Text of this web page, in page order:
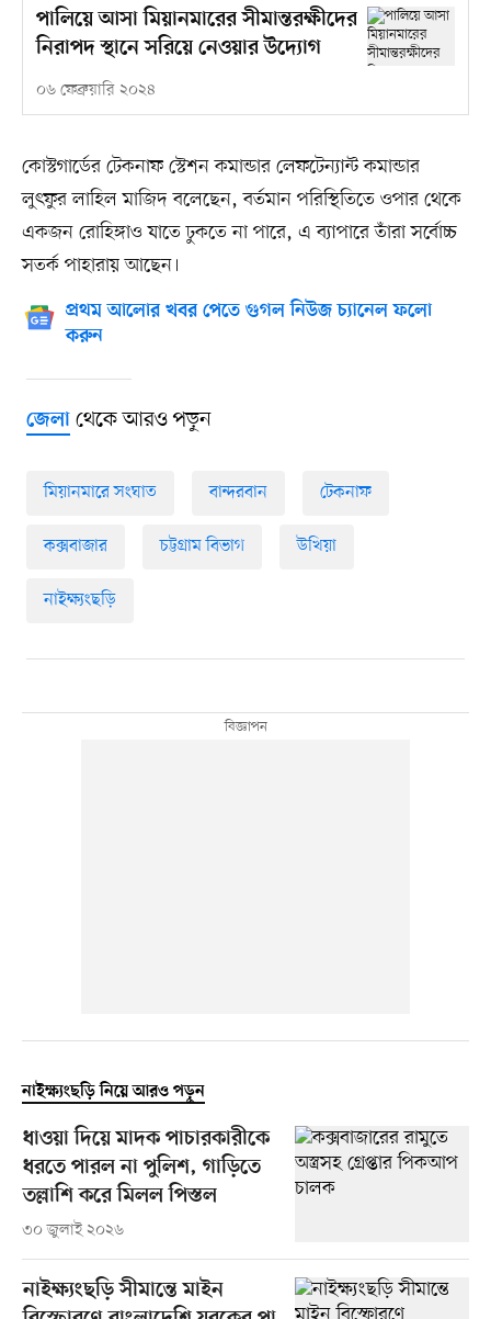
পালিয়ে আসা মিয়ানমারের সীমান্তরক্ষীদের
নিরাপদ স্থানে সরিয়ে নেওয়ার উদ্যোগ
০৬ ফেব্রুয়ারি ২০২৪
কোস্টগার্ডের টেকনাফ স্টেশন কমান্ডার লেফটেন্যান্ট কমান্ডার
লুৎফুর লাহিল মাজিদ বলেছেন, বর্তমান পরিস্থিতিতে ওপার থেকে
একজন রোহিঙ্গাও যাতে ঢুকতে না পারে, এ ব্যাপারে তাঁরা সর্বোচ্চ
সতর্ক পাহারায় আছেন।
প্রথম আলোর খবর পেতে গুগল নিউজ চ্যানেল ফলো
করুন
জেলাথেকে আরও পড়ুন
মিয়ানমারে সংঘাত বান্দরবান টেকনাফ
কক্সবাজার চট্টগ্রাম বিভাগ উখিয়া
নাইক্ষ্যংছড়ি
নাইক্ষ্যংছড়ি নিয়ে আরও পড়ুন
ধাওয়া দিয়ে মাদক পাচারকারীকে
ধরতে পারল না পুলিশ, গাড়িতে
তল্লাশি করে মিলল পিস্তল
৩০ জুলাই ২০২৬
নাইক্ষ্যংছড়ি সীমান্তে মাইন